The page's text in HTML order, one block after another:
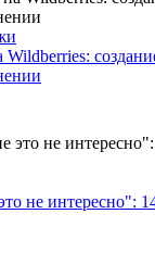
Wildberries:
не интересно":